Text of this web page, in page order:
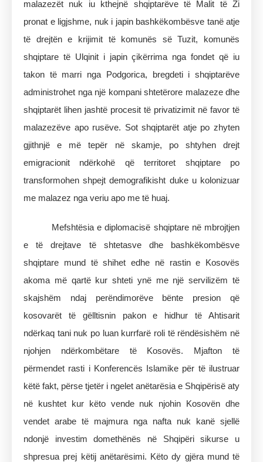
malazezët nuk iu kthejnë shqiptarëve të Malit të Zi
pronat e ligjshme, nuk i japin bashkëkombësve tanë atje
të drejtën e krijimit të komunës së Tuzit, komunës
shqiptare të Ulqinit i japin çikërrima nga fondet që iu
takon të marri nga Podgorica, bregdeti i shqiptarëve
administrohet nga një kompani shtetërore malazeze dhe
shqiptarët lihen jashtë procesit të privatizimit në favor të
malazezëve apo rusëve. Sot shqiptarët atje po zhyten
gjithnjë e më tepër në skamje, po shtyhen drejt
emigracionit ndërkohë që territoret shqiptare po
transformohen shpejt demografikisht duke u kolonizuar
me malazez nga veriu apo me të huaj.
Mefshtësia e diplomacisë shqiptare në mbrojtjen
e të drejtave të shtetasve dhe bashkëkombësve
shqiptare mund të shihet edhe në rastin e Kosovës
akoma më qartë kur shteti ynë me një servilizëm të
skajshëm ndaj perëndimorëve bënte presion që
kosovarët të gëlltisnin pakon e hidhur të Ahtisarit
ndërkaq tani nuk po luan kurrfarë roli të rëndësishëm në
njohjen ndërkombëtare të Kosovës. Mjafton të
përmendet rasti i Konferencës Islamike për të ilustruar
këtë fakt, përse tjetër i ngelet anëtarësia e Shqipërisë aty
në kushtet kur këto vende nuk njohin Kosovën dhe
vendet arabe të majmura nga nafta nuk kanë sjellë
ndonjë investim domethënës në Shqipëri sikurse u
shpresua prej këtij anëtarësimi. Këto dy gjëra mund të